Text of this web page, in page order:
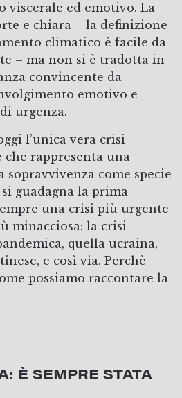
viscerale ed emotivo. La
e chiara – la definizione
climatico è facile da
– ma non si è tradotta in
convincente da
emotivo e
urgenza.
l’unica vera crisi
che rappresenta una
sopravvivenza come specie
guadagna la prima
una crisi più urgente
minacciosa: la crisi
quella ucraina,
e così via. Perchè
possiamo raccontare la
È SEMPRE STATA